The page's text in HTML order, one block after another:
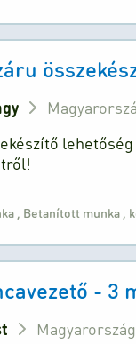
Betanított munka
- 3
Magyarország